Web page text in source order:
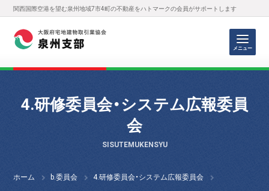
関西国際空港を望む泉州地域7市4町の不動産をハトマークの会員がサポートします
メニュー
4.研修委員会・システム広報委員
会
SISUTEMUKENSYU
ホーム b.委員会 4.研修委員会・システム広報委員会